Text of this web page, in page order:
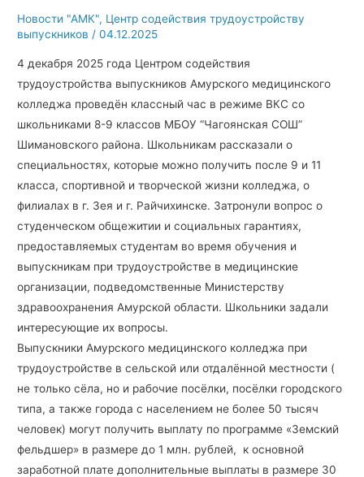
Новости "АМК", Центр содействия трудоустройству
выпускников /04.12.2025
4 декабря 2025 года Центром содействия
трудоустройства выпускников Амурского медицинского
колледжа проведён классный час в режиме ВКС со
школьниками 8-9 классов МБОУ “Чагоянская СОШ”
Шимановского района. Школьникам рассказали о
специальностях, которые можно получить после 9 и 11
класса, спортивной и творческой жизни колледжа, о
филиалах в г. Зея и г. Райчихинске. Затронули вопрос о
студенческом общежитии и социальных гарантиях,
предоставляемых студентам во время обучения и
выпускникам при трудоустройстве в медицинские
организации, подведомственные Министерству
здравоохранения Амурской области. Школьники задали
интересующие их вопросы.
Выпускники Амурского медицинского колледжа при
трудоустройстве в сельской или отдалённой местности (
не только сёла, но и рабочие посёлки, посёлки городского
типа, а также города с населением не более 50 тысяч
человек) могут получить выплату по программе «Земский
фельдшер» в размере до 1 млн. рублей, к основной
заработной плате дополнительные выплаты в размере 30